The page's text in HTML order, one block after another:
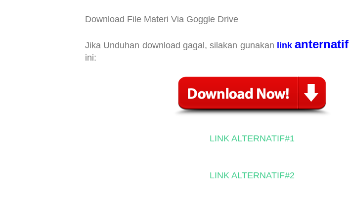
Download File Materi Via Goggle Drive
Jika Unduhan download gagal, silakan gunakan linkanternatif
ini:
LINK ALTERNATIF#1
LINK ALTERNATIF#2